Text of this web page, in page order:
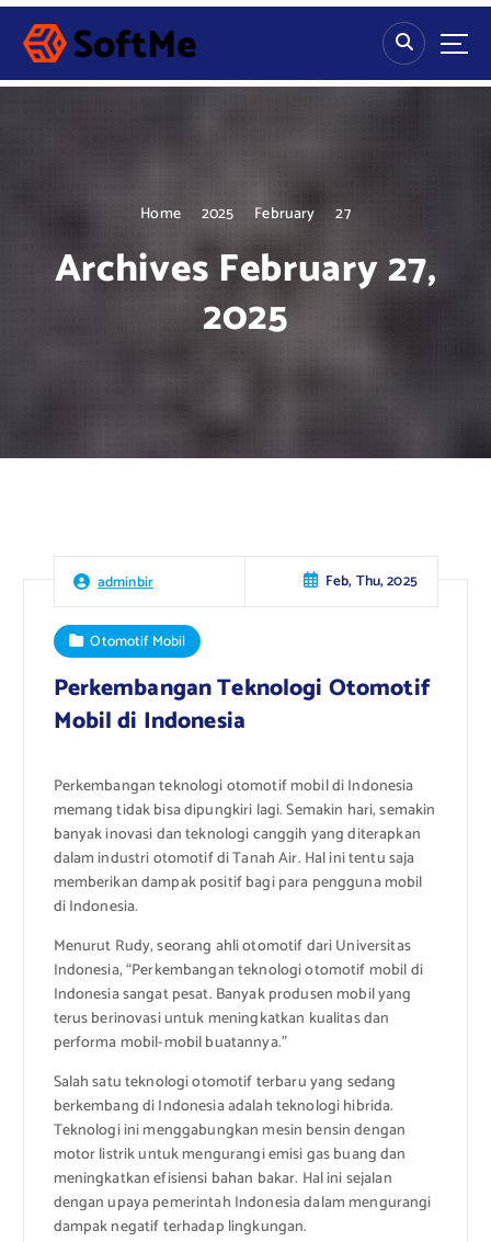
S
p
Home 2025 February 27
Archives February 27,
2025
adminbir Feb, Thu, 2025
Otomotif Mobil
Perkembangan Teknologi Otomotif
Mobil di Indonesia
Perkembangan teknologi otomotif mobil di Indonesia
memang tidak bisa dipungkiri lagi. Semakin hari, semakin
banyak inovasi dan teknologi canggih yang diterapkan
dalam industri otomotif di Tanah Air. Hal ini tentu saja
memberikan dampak positif bagi para pengguna mobil
di Indonesia.
Menurut Rudy, seorang ahli otomotif dari Universitas
Indonesia, “Perkembangan teknologi otomotif mobil di
Indonesia sangat pesat. Banyak produsen mobil yang
terus berinovasi untuk meningkatkan kualitas dan
performa mobil-mobil buatannya.”
Salah satu teknologi otomotif terbaru yang sedang
berkembang di Indonesia adalah teknologi hibrida.
Teknologi ini menggabungkan mesin bensin dengan
motor listrik untuk mengurangi emisi gas buang dan
meningkatkan efisiensi bahan bakar. Hal ini sejalan
dengan upaya pemerintah Indonesia dalam mengurangi
dampak negatif terhadap lingkungan.